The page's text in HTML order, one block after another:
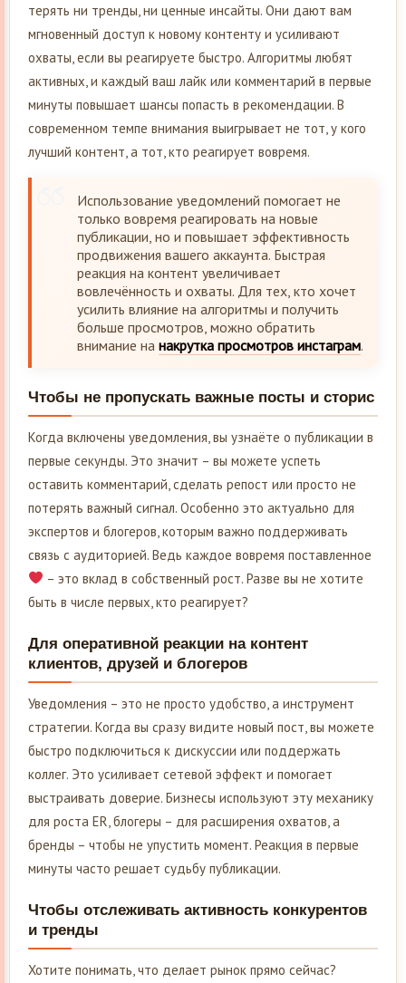
терять ни тренды, ни ценные инсайты. Они дают вам
мгновенный доступ к новому контенту и усиливают
охваты, если вы реагируете быстро. Алгоритмы любят
активных, и каждый ваш лайк или комментарий в первые
минуты повышает шансы попасть в рекомендации. В
современном темпе внимания выигрывает не тот, у кого
лучший контент, а тот, кто реагирует вовремя.
Использование уведомлений помогает не
только вовремя реагировать на новые
публикации, но и повышает эффективность
продвижения вашего аккаунта. Быстрая
реакция на контент увеличивает
вовлечённость и охваты. Для тех, кто хочет
усилить влияние на алгоритмы и получить
больше просмотров, можно обратить
внимание на накрутка просмотров инстаграм.
Чтобы не пропускать важные посты и сторис
Когда включены уведомления, вы узнаёте о публикации в
первые секунды. Это значит – вы можете успеть
оставить комментарий, сделать репост или просто не
потерять важный сигнал. Особенно это актуально для
экспертов и блогеров, которым важно поддерживать
связь с аудиторией. Ведь каждое вовремя поставленное
– это вклад в собственный рост. Разве вы не хотите
быть в числе первых, кто реагирует?
Для оперативной реакции на контент
клиентов, друзей и блогеров
Уведомления – это не просто удобство, а инструмент
стратегии. Когда вы сразу видите новый пост, вы можете
быстро подключиться к дискуссии или поддержать
коллег. Это усиливает сетевой эффект и помогает
выстраивать доверие. Бизнесы используют эту механику
для роста ER, блогеры – для расширения охватов, а
бренды – чтобы не упустить момент. Реакция в первые
минуты часто решает судьбу публикации.
Чтобы отслеживать активность конкурентов
и тренды
Хотите понимать, что делает рынок прямо сейчас?